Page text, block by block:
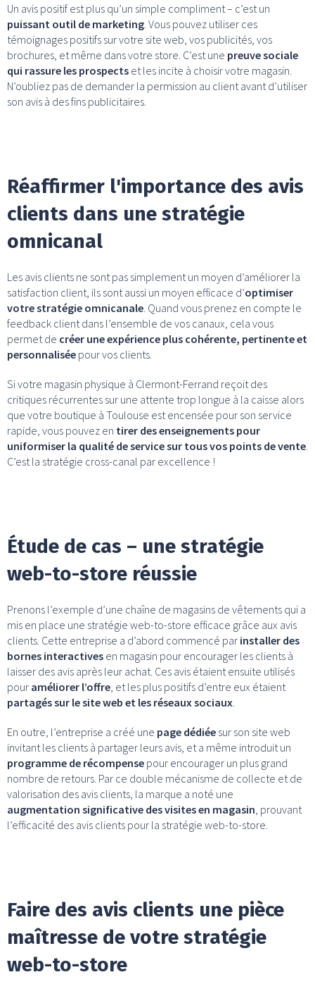
Un avis positif est plus qu’un simple compliment – c’est un
puissant outil de marketing . Vous pouvez utiliser ces
témoignages positifs sur votre site web, vos publicités, vos
brochures, et même dans votre store. C’est une preuve sociale
qui rassure les prospects et les incite à choisir votre magasin.
N’oubliez pas de demander la permission au client avant d’utiliser
son avis à des fins publicitaires.
Réaffirmer l'importance des avis
clients dans une stratégie
omnicanal
Les avis clients ne sont pas simplement un moyen d’améliorer la
satisfaction client, ils sont aussi un moyen efficace d’optimiser
votre stratégie omnicanale . Quand vous prenez en compte le
feedback client dans l’ensemble de vos canaux, cela vous
permet de créer une expérience plus cohérente, pertinente et
personnalisée pour vos clients.
Si votre magasin physique à Clermont-Ferrand reçoit des
critiques récurrentes sur une attente trop longue à la caisse alors
que votre boutique à Toulouse est encensée pour son service
rapide, vous pouvez en tirer des enseignements pour
uniformiser la qualité de service sur tous vos points de vente
C’est la stratégie cross-canal par excellence !
Étude de cas – une stratégie
web-to-store réussie
Prenons l’exemple d’une chaîne de magasins de vêtements qui a
mis en place une stratégie web-to-store efficace grâce aux avis
clients. Cette entreprise a d’abord commencé par installer des
bornes interactives en magasin pour encourager les clients à
laisser des avis après leur achat. Ces avis étaient ensuite utilisés
pour améliorer l’offre , et les plus positifs d’entre eux étaient
partagés sur le site web et les réseaux sociaux
En outre, l’entreprise a créé une page dédiée sur son site web
invitant les clients à partager leurs avis, et a même introduit un
programme de récompense pour encourager un plus grand
nombre de retours. Par ce double mécanisme de collecte et de
valorisation des avis clients, la marque a noté une
augmentation significative des visites en magasin , prouvant
l’efficacité des avis clients pour la stratégie web-to-store.
Faire des avis clients une pièce
maîtresse de votre stratégie
web-to-store